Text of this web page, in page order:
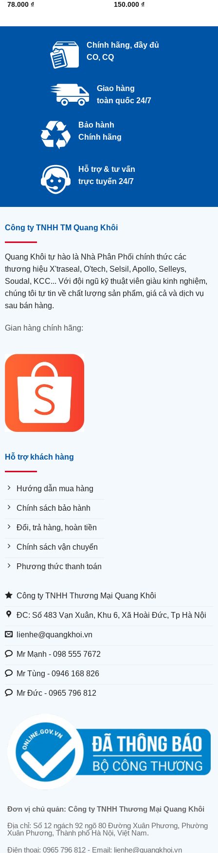
78.000 ₫ 150.000 ₫
Chính hãng, đầy đủ
CO, CQ
Giao hàng
toàn quốc 24/7
Bảo hành
Chính hãng
Hỗ trợ & tư vấn
trực tuyến 24/7
Công ty TNHH TM Quang Khôi
Quang Khôi tự hào là Nhà Phân Phối chính thức các
thương hiệu X'traseal, O'tech, Selsil, Apollo, Selleys,
Soudal, KCC... Với đội ngũ kỹ thuật viên giàu kinh nghiệm,
chúng tôi tự tin về chất lượng sản phẩm, giá cả và dịch vụ
sau bán hàng.
Gian hàng chính hãng:
Hỗ trợ khách hàng
Hướng dẫn mua hàng
Chính sách bảo hành
Đổi, trả hàng, hoàn tiền
Chính sách vận chuyển
Phương thức thanh toán
Công ty TNHH Thương Mại Quang Khôi
ĐC: Số 483 Vạn Xuân, Khu 6, Xã Hoài Đức, Tp Hà Nội
lienhe@quangkhoi.vn
Mr Mạnh - 098 555 7672
Mr Tùng - 0946 168 826
Mr Đức - 0965 796 812
Đơn vị chủ quản: Công ty TNHH Thương Mại Quang Khôi
Địa chỉ: Số 12 ngách 92 ngõ 80 Đường Xuân Phương, Phường
Xuân Phương, Thành phố Hà Nội, Việt Nam.
Điện thoại: 0965 796 812 - Email: lienhe@quangkhoi.vn